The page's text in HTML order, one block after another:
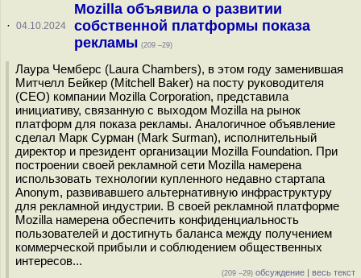
· 04.10.2024
Mozilla объявила о развитии
собственной платформы показа
рекламы (209 –29)
Лаура Чемберс (Laura Chambers), в этом году заменившая
Митчелл Бейкер (Mitchell Baker) на посту руководителя
(CEO) компании Mozilla Corporation, представила
инициативу, связанную с выходом Mozilla на рынок
платформ для показа рекламы. Аналогичное объявление
сделал Марк Сурман (Mark Surman), исполнительный
директор и президент организации Mozilla Foundation. При
построении своей рекламной сети Mozilla намерена
использовать технологии купленного недавно стартапа
Anonym, развивавшего альтернативную инфраструктуру
для рекламной индустрии. В своей рекламной платформе
Mozilla намерена обеспечить конфиденциальность
пользователей и достигнуть баланса между получением
коммерческой прибыли и соблюдением общественных
интересов...
(209 –29) обсуждение | весь текст